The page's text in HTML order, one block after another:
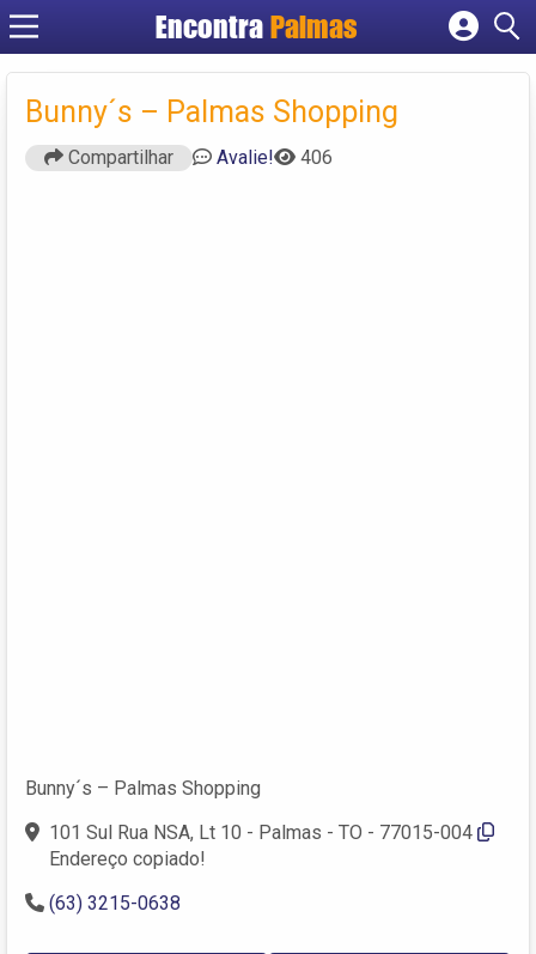
Encontra Palmas
Cadastrar empresa
Criar conta
Bunny´s – Palmas Shopping
Compartilhar Avalie! 406
Bunny´s – Palmas Shopping
101 Sul Rua NSA, Lt 10 - Palmas - TO - 77015-004
Endereço copiado!
(63) 3215-0638